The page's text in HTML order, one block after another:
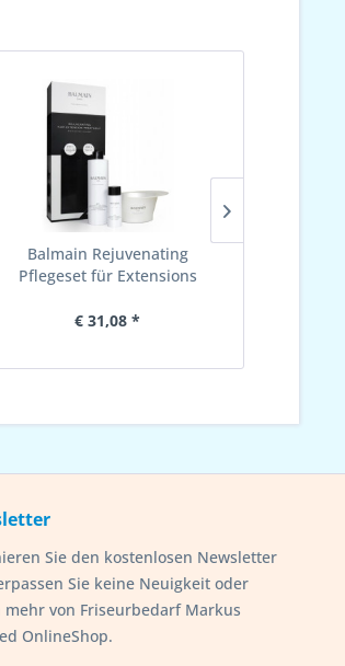
Balmain Rejuvenating
Pflegeset für Extensions
€ 31,08 *
Sie den kostenlosen Newsletter
Sie keine Neuigkeit oder
mehr von Friseurbedarf Markus
OnlineShop.